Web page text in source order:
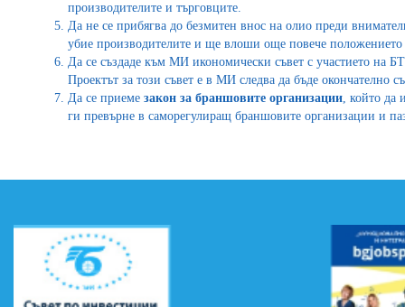
производителите и търговците.
Да не се прибягва до безмитен внос на олио преди
убие производителите и ще влоши още повече положението
Да се създаде към МИ икономически съвет с участието
Проектът за този съвет е в МИ следва да бъде окончателно
Да се приеме закон за браншовите организации, който да
ги превърне в саморегулиращ браншовите организации и